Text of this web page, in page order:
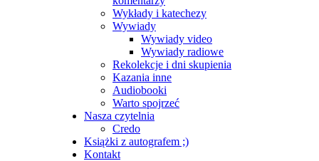
Wykłady i katechezy
Wywiady
Wywiady video
Wywiady radiowe
Rekolekcje i dni skupienia
Kazania inne
Audiobooki
Warto spojrzeć
Nasza czytelnia
Credo
Książki z autografem ;)
Kontakt